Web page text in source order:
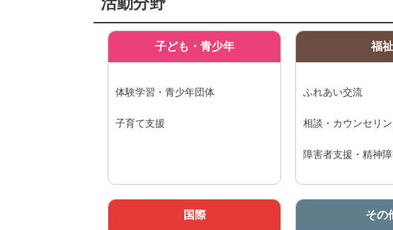
子ども・青少年
体験学習・青少年団体
子育て支援
福祉
ふれあい交流
相談・カウンセリ
障害者支援・精神
国際 その